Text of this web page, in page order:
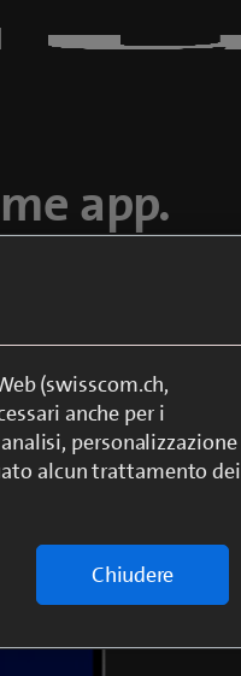
app.
PC, Smart TV
(swisscom.ch,
anche per i
personalizzazione
alcun trattamento dei
Chiudere